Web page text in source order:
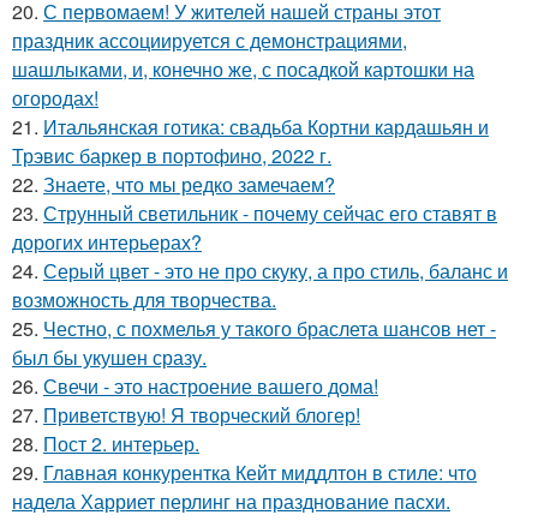
20. С первомаем! У жителей нашей страны этот
праздник ассоциируется с демонстрациями,
шашлыками, и, конечно же, с посадкой картошки на
огородах!
21. Итальянская готика: свадьба Кортни кардашьян и
Трэвис баркер в портофино, 2022 г.
22. Знаете, что мы редко замечаем?
23. Струнный светильник - почему сейчас его ставят в
дорогих интерьерах?
24. Серый цвет - это не про скуку, а про стиль, баланс и
возможность для творчества.
25. Честно, с похмелья у такого браслета шансов нет -
был бы укушен сразу.
26. Свечи - это настроение вашего дома!
27. Приветствую! Я творческий блогер!
28. Пост 2. интерьер.
29. Главная конкурентка Кейт миддлтон в стиле: что
надела Харриет перлинг на празднование пасхи.